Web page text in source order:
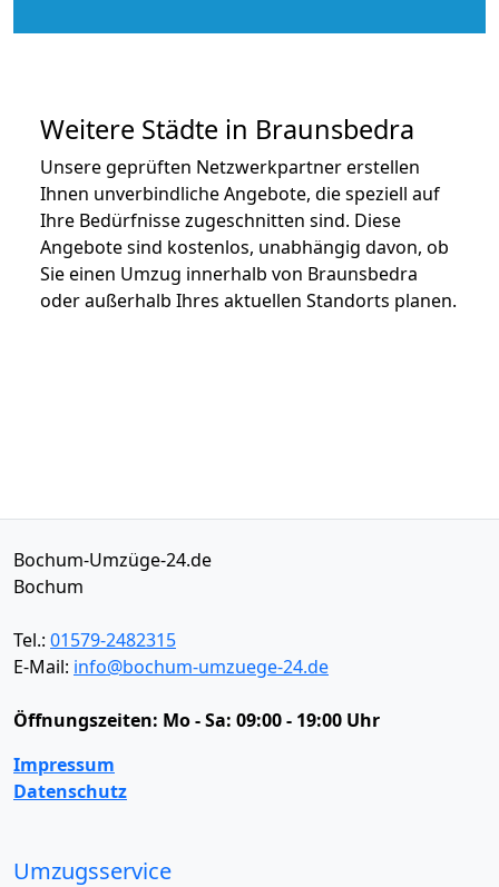
Weitere Städte in Braunsbedra
Unsere geprüften Netzwerkpartner erstellen
Ihnen unverbindliche Angebote, die speziell auf
Ihre Bedürfnisse zugeschnitten sind. Diese
Angebote sind kostenlos, unabhängig davon, ob
Sie einen Umzug innerhalb von Braunsbedra
oder außerhalb Ihres aktuellen Standorts planen.
Bochum-Umzüge-24.de
Bochum
Tel.: 01579-2482315
E-Mail: info@bochum-umzuege-24.de
Öffnungszeiten: Mo - Sa: 09:00 - 19:00 Uhr
Impressum
Datenschutz
Umzugsservice